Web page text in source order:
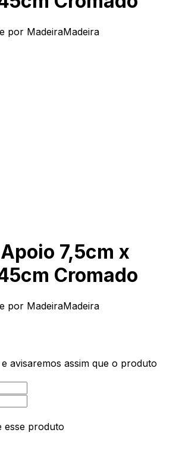
por MadeiraMadeira
7,5cm x
Cromado
por MadeiraMadeira
avisaremos assim que o produto
esse produto